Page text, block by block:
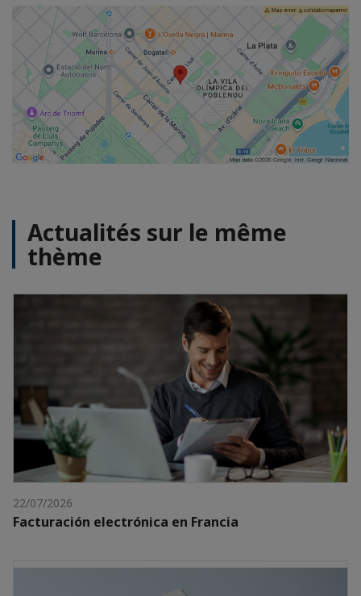
Actualités sur le même
thème
22/07/2026
Facturación electrónica en Francia